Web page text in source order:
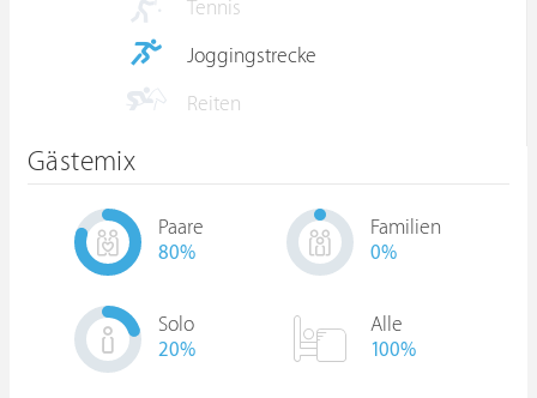
Tennis
Joggingstrecke
Reiten
Gästemix
Paare
80%
Familien
0%
Solo
20%
Alle
100%